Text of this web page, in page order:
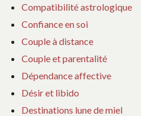
Compatibilité astrologique
Confiance en soi
Couple à distance
Couple et parentalité
Dépendance affective
Désir et libido
Destinations lune de miel